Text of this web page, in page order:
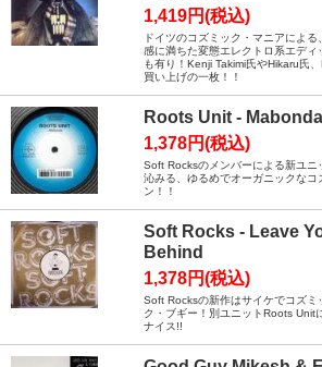
1,419円(税込)
ドイツのコズミック・マニアによ
感に満ちた変態エレクトロ系エディ
も有り！Kenji Takimi氏やHikaru氏
買い上げの一枚！！
Roots Unit - Mabonda
1,378円(税込)
Soft Rocksのメンバーによる新ユニ
沁みる、ゆるめでオーガニックなコ
ン！！
Soft Rocks - Leave
Behind
1,378円(税込)
Soft Rocksの新作はサイケでコズミ
ク・ブギー！別ユニットRoots Unit
ナイス!!